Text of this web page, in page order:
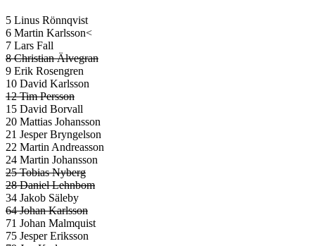
5 Linus Rönnqvist
6 Martin Karlsson<
7 Lars Fall
8 Christian Älvegran
9 Erik Rosengren
10 David Karlsson
12 Tim Persson
15 David Borvall
20 Mattias Johansson
21 Jesper Bryngelson
22 Martin Andreasson
24 Martin Johansson
25 Tobias Nyberg
28 Daniel Lehnbom
34 Jakob Säleby
64 Johan Karlsson
71 Johan Malmquist
75 Jesper Eriksson